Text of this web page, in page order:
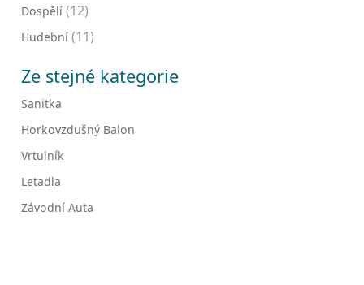
Dospělí (12)
Hudební (11)
Ze stejné kategorie
Sanitka
Horkovzdušný Balon
Vrtulník
Letadla
Závodní Auta